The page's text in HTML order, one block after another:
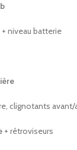
niveau batterie
clignotants avant/
+ rétroviseurs